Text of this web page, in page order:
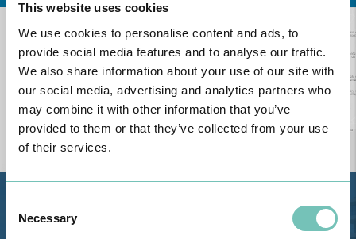
This website uses cookies
We use cookies to personalise content and ads, to
provide social media features and to analyse our traffic.
We also share information about your use of our site with
our social media, advertising and analytics partners who
may combine it with other information that you’ve
provided to them or that they’ve collected from your use
of their services.
Selection
NecessaryEstrada de Alvor, Sítio Cruz da
Bota, 8500-322 Alvor - Portimão